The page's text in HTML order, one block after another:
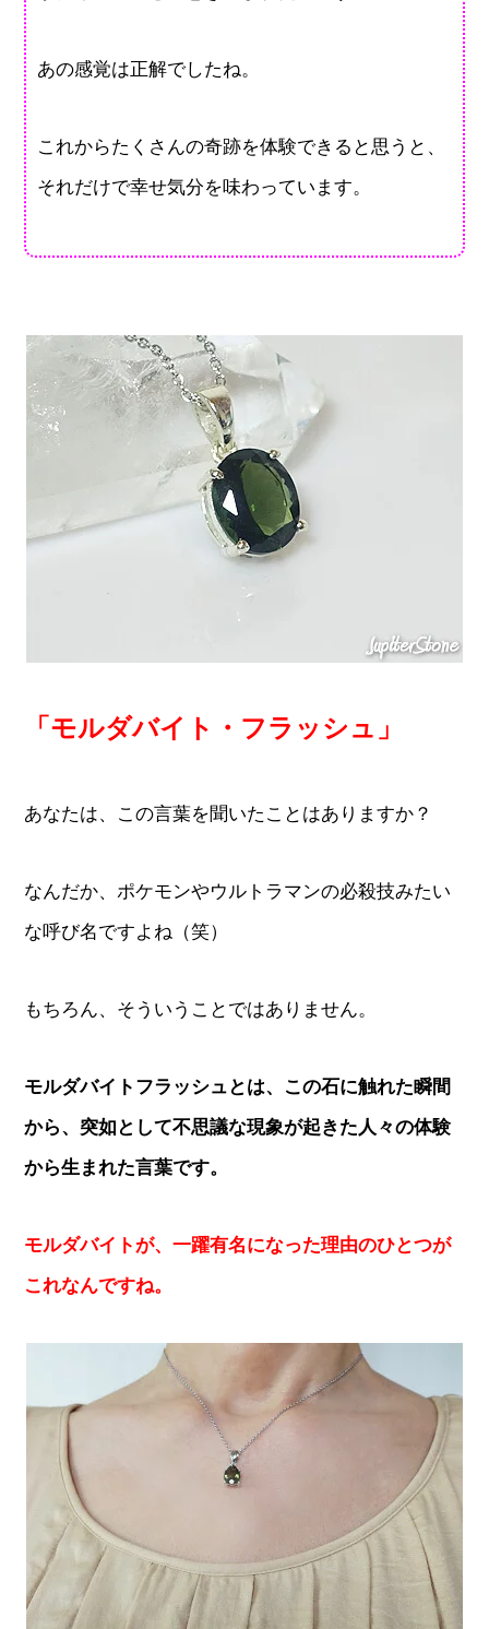
あの感覚は正解でしたね。
これからたくさんの奇跡を体験できると思うと、
それだけで幸せ気分を味わっています。
「モルダバイト・フラッシュ」
あなたは、この言葉を聞いたことはありますか？
なんだか、ポケモンやウルトラマンの必殺技みたい
な呼び名ですよね（笑）
もちろん、そういうことではありません。
モルダバイトフラッシュとは、この石に触れた瞬間
から、突如として不思議な現象が起きた人々の体験
から生まれた言葉です。
モルダバイトが、一躍有名になった理由のひとつが
これなんですね。